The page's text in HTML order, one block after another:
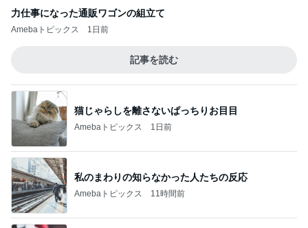
力仕事になった通販ワゴンの組立て
Amebaトピックス 1日前
記事を読む
猫じゃらしを離さないぱっちりお目目
Amebaトピックス 1日前
私のまわりの知らなかった人たちの反応
Amebaトピックス 11時間前